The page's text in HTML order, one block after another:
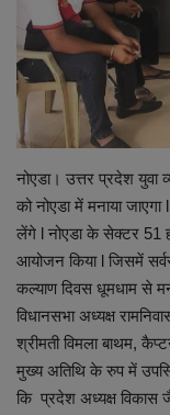
शिक्षा
स्वास्थ्य
व्यापार
रोजगार
NEWS
वीडियो
नोएडा। उत्तर प्रदेश युवा
को नोएडा में मनाया
लेंगे l नोएडा के सेक्टर 51
आयोजन किया l जिसमें
कल्याण दिवस धूमधाम से
विधानसभा अध्यक्ष
श्रीमती विमला बाथम,
मुख्य अतिथि के रुप में
कि प्रदेश अध्यक्ष विकास